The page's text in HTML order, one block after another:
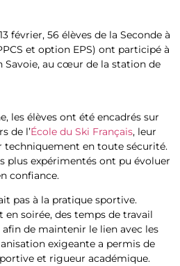
février, 56 élèves de la Seconde à
et option EPS) ont participé à
Savoie, au cœur de la station de
les élèves ont été encadrés sur
de l’École du Ski Français, leur
techniquement en toute sécurité.
plus expérimentés ont pu évoluer
confiance.
pas à la pratique sportive.
en soirée, des temps de travail
de maintenir le lien avec les
exigeante a permis de
et rigueur académique.